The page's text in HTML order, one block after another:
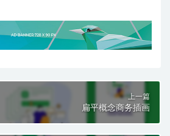
上一篇
扁平概念商务插画